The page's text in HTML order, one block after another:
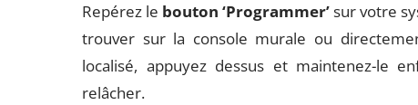
Repérez le bouton ‘Programmer’sur votre
trouver sur la console murale ou
localisé, appuyez dessus et maintenez-le
relâcher.